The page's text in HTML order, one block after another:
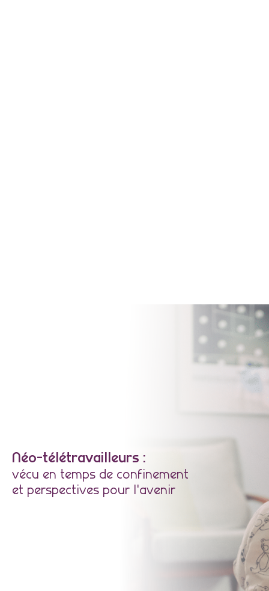
Néo-télétravailleurs :
vécu en temps de confinement
et perspectives pour l'avenir